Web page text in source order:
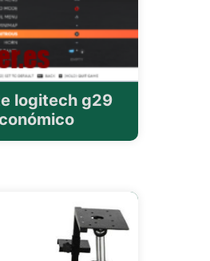
logitech g29